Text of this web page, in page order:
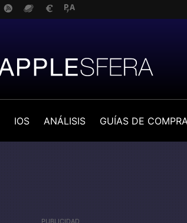
IOS ANÁLISIS GUÍAS DE COMPRA